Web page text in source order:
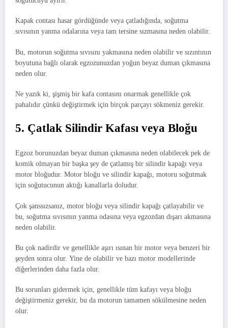
Kapak contası hasar gördüğünde veya çatladığında, soğutma
sıvısının yanma odalarına veya tam tersine sızmasına neden olabilir.
Bu, motorun soğutma sıvısını yakmasına neden olabilir ve sızıntının
boyutuna bağlı olarak egzozunuzdan yoğun beyaz duman çıkmasına
neden olur.
Ne yazık ki, şişmiş bir kafa contasını onarmak genellikle çok
pahalıdır çünkü değiştirmek için birçok parçayı sökmeniz gerekir.
5. Çatlak Silindir Kafası veya Bloğu
Egzoz borunuzdan beyaz duman çıkmasına neden olabilecek pek de
komik olmayan bir başka şey de çatlamış bir silindir kapağı veya
motor bloğudur. Motor bloğu ve silindir kapağı, motoru soğutmak
için soğutucunun aktığı kanallarla doludur.
Çok şanssızsanız, motor bloğu veya silindir kapağı çatlayabilir ve
bu, soğutma sıvısının yanma odasına veya egzozdan dışarı akmasına
neden olabilir.
Bu çok nadirdir ve genellikle aşırı ısınan bir motor veya benzeri bir
şeyden sonra olur. Yine de olabilir ve bazı motor modellerinde
diğerlerinden daha fazla olur.
Bu sorunları gidermek için, genellikle tüm kafayı veya bloğu
değiştirmeniz gerekir, bu da motorun tamamen sökülmesine neden
olur.